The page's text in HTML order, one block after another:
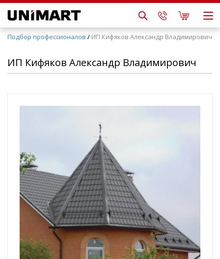
Подбор профессионалов / ИП Кифяков Александр Владимирович
ИП Кифяков Александр Владимирович